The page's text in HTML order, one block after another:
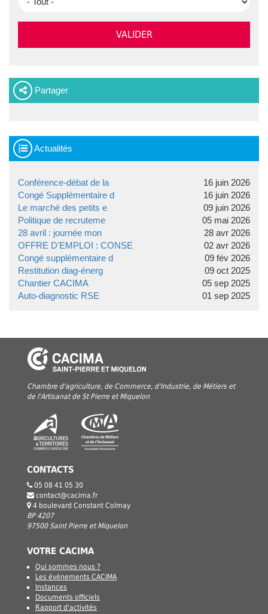
Partager
Actualités
Conférence-débat de la
16 juin 2026
Congé Supplémentaire d
16 juin 2026
Le marché des petits e
09 juin 2026
Politique de recruteme
05 mai 2026
28 avril : journée mon
28 avr 2026
OFFRE D'EMPLOI : CONSE
02 avr 2026
Congé supplémentaire d
09 fév 2026
Restitution diag-énerg
09 oct 2025
Chantier CACIMA
05 sep 2025
Auto-diagnostic RSE
01 sep 2025
Chambre d'agriculture, de Commerce, d'Industrie, de Métiers et
de l'Artisanat de St Pierre et Miquelon
CONTACTS
05 08 41 05 30
contact@cacima.fr
4 boulevard Constant Colmay
BP 4207
97500 Saint Pierre et Miquelon
VOTRE CACIMA
Qui sommes nous ?
Les événements CACIMA
Instances
Documents officiels
Rapport d'activités